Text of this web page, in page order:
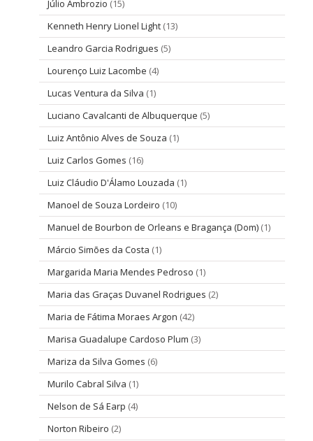
Júlio Ambrozio (15)
Kenneth Henry Lionel Light (13)
Leandro Garcia Rodrigues (5)
Lourenço Luiz Lacombe (4)
Lucas Ventura da Silva (1)
Luciano Cavalcanti de Albuquerque (5)
Luiz Antônio Alves de Souza (1)
Luiz Carlos Gomes (16)
Luiz Cláudio D'Álamo Louzada (1)
Manoel de Souza Lordeiro (10)
Manuel de Bourbon de Orleans e Bragança (Dom) (1)
Márcio Simões da Costa (1)
Margarida Maria Mendes Pedroso (1)
Maria das Graças Duvanel Rodrigues (2)
Maria de Fátima Moraes Argon (42)
Marisa Guadalupe Cardoso Plum (3)
Mariza da Silva Gomes (6)
Murilo Cabral Silva (1)
Nelson de Sá Earp (4)
Norton Ribeiro (2)